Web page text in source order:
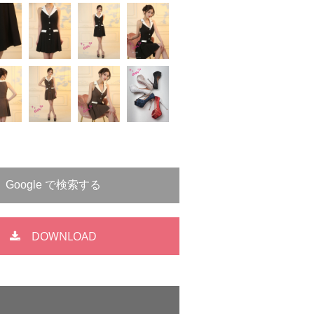
DOWNLOAD